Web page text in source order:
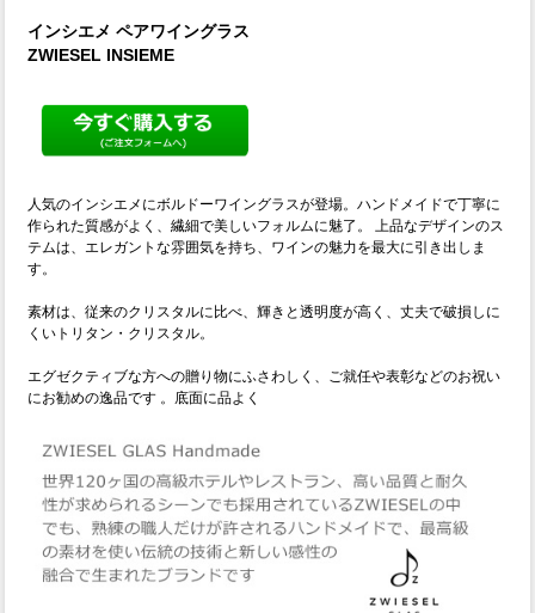
インシエメ ペアワイングラス
ZWIESEL INSIEME
人気のインシエメにボルドーワイングラスが登場。ハンドメイドで丁寧に
作られた質感がよく、繊細で美しいフォルムに魅了。 上品なデザインのス
テムは、エレガントな雰囲気を持ち、ワインの魅力を最大に引き出しま
す。
素材は、従来のクリスタルに比べ、輝きと透明度が高く、丈夫で破損しに
くいトリタン・クリスタル。
エグゼクティブな方への贈り物にふさわしく、ご就任や表彰などのお祝い
にお勧めの逸品です 。底面に品よく